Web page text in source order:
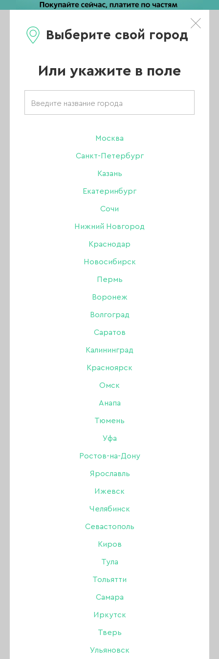
Выберите свой город
Или укажите в поле
Москва
Санкт-Петербург
Казань
Екатеринбург
Сочи
Нижний Новгород
Краснодар
Новосибирск
Пермь
Воронеж
Волгоград
Саратов
Калининград
Красноярск
Омск
Анапа
Тюмень
Уфа
Ростов-на-Дону
Ярославль
Ижевск
Челябинск
Севастополь
Киров
Тула
Тольятти
Самара
Иркутск
Тверь
Ульяновск
Каталог
Главная/
Каталог/
/
Декор/
красная, 1 м
В наличии в интернет-магазине
В наличии в магазинах